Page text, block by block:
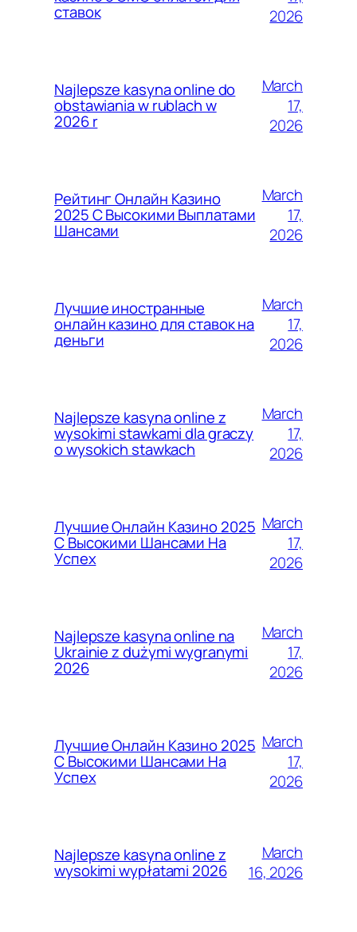
ставок
2026
Najlepsze kasyna online do
obstawiania w rublach w
2026 r
March
17,
2026
Рейтинг Онлайн Казино
2025 С Высокими Выплатами
Шансами
March
17,
2026
Лучшие иностранные
онлайн казино для ставок на
деньги
March
17,
2026
Najlepsze kasyna online z
wysokimi stawkami dla graczy
o wysokich stawkach
March
17,
2026
Лучшие Онлайн Казино 2025
С Высокими Шансами На
Успех
March
17,
2026
Najlepsze kasyna online na
Ukrainie z dużymi wygranymi
2026
March
17,
2026
Лучшие Онлайн Казино 2025
С Высокими Шансами На
Успех
March
17,
2026
Najlepsze kasyna online z
wysokimi wypłatami 2026
March
16, 2026